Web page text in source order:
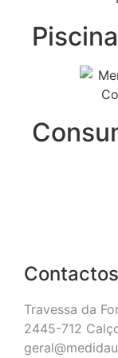
Contactos
Travessa da
2445-712